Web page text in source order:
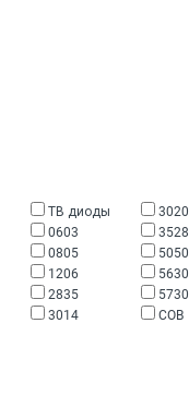
ТВ диоды
3020
0603
3528
0805
5050
1206
5630
2835
5730
3014
COB